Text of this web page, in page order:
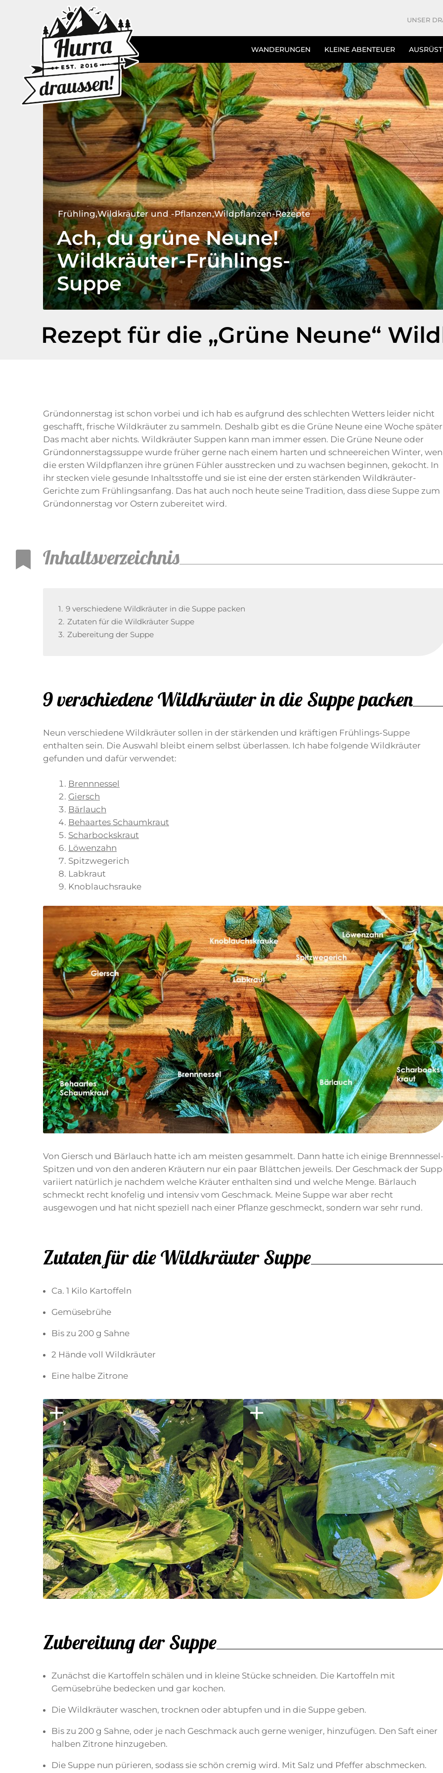
Inhalt
springen
UNSER
WANDERUNGEN KLEINE ABENTEUER
Frühling Wildkräuter und -Pflanzen Wildpflanzen-Rezepte
Ach, du grüne Neune!
Wildkräuter-Frühlings-
Suppe
Rezept für die „Grüne Neune“
Gründonnerstag ist schon vorbei und ich hab es aufgrund des schlechten Wetters leider nicht
geschafft, frische Wildkräuter zu sammeln. Deshalb gibt es die Grüne Neune eine Woche
Das macht aber nichts. Wildkräuter Suppen kann man immer essen. Die Grüne Neune oder
Gründonnerstagssuppe wurde früher gerne nach einem harten und schneereichen Winter,
die ersten Wildpflanzen ihre grünen Fühler ausstrecken und zu wachsen beginnen, gekocht. In
ihr stecken viele gesunde Inhaltsstoffe und sie ist eine der ersten stärkenden Wildkräuter-
Gerichte zum Frühlingsanfang. Das hat auch noch heute seine Tradition, dass diese Suppe zum
Gründonnerstag vor Ostern zubereitet wird.
Inhaltsverzeichnis
1. 9 verschiedene Wildkräuter in die Suppe packen
2. Zutaten für die Wildkräuter Suppe
3. Zubereitung der Suppe
9 verschiedene Wildkräuter in die Suppe packen
Neun verschiedene Wildkräuter sollen in der stärkenden und kräftigen Frühlings-Suppe
enthalten sein. Die Auswahl bleibt einem selbst überlassen. Ich habe folgende Wildkräuter
gefunden und dafür verwendet:
Brennnessel
Giersch
Bärlauch
Behaartes Schaumkraut
Scharbockskraut
Löwenzahn
Spitzwegerich
Labkraut
Knoblauchsrauke
Von Giersch und Bärlauch hatte ich am meisten gesammelt. Dann hatte ich einige
Spitzen und von den anderen Kräutern nur ein paar Blättchen jeweils. Der Geschmack der
variiert natürlich je nachdem welche Kräuter enthalten sind und welche Menge. Bärlauch
schmeckt recht knofelig und intensiv vom Geschmack. Meine Suppe war aber recht
ausgewogen und hat nicht speziell nach einer Pflanze geschmeckt, sondern war sehr rund.
Zutaten für die Wildkräuter Suppe
Ca. 1 Kilo Kartoffeln
Gemüsebrühe
Bis zu 200 g Sahne
2 Hände voll Wildkräuter
Eine halbe Zitrone
Zubereitung der Suppe
Zunächst die Kartoffeln schälen und in kleine Stücke schneiden. Die Kartoffeln mit
Gemüsebrühe bedecken und gar kochen.
Die Wildkräuter waschen, trocknen oder abtupfen und in die Suppe geben.
Bis zu 200 g Sahne, oder je nach Geschmack auch gerne weniger, hinzufügen. Den Saft einer
halben Zitrone hinzugeben.
Die Suppe nun pürieren, sodass sie schön cremig wird. Mit Salz und Pfeffer abschmecken.